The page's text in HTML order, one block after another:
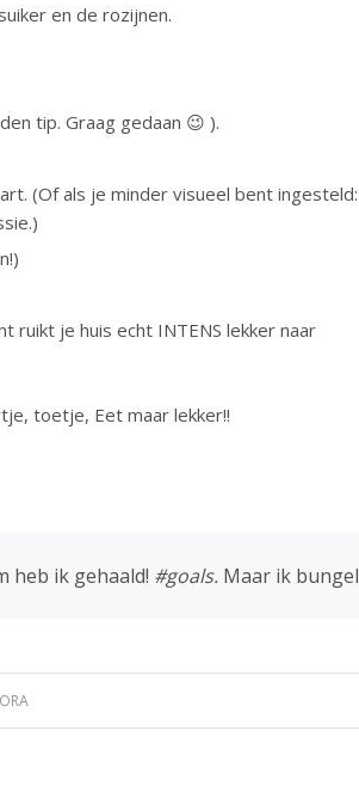
en de rozijnen.
tip. Graag gedaan 😉 ).
(Of als je minder visueel bent ingesteld:
ruikt je huis echt INTENS lekker naar
toetje, Eet maar lekker!!
heb ik gehaald! #goals. Maar ik bungel